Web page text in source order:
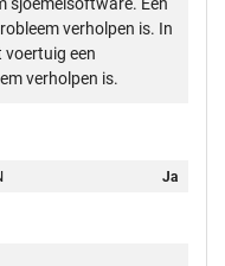
sjoemelsoftware. Een
verholpen is. In
voertuig een
verholpen is.
Ja